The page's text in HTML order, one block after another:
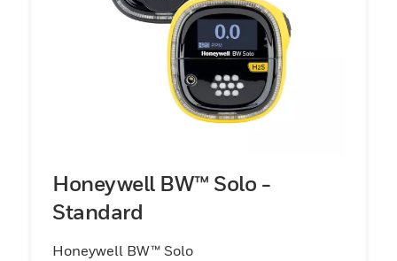
Honeywell BW™ Solo -
Standard
Honeywell BW™ Solo